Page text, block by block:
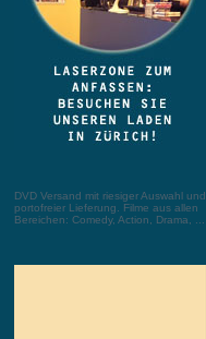
DVD Versand mit riesiger Auswahl und
portofreier Lieferung. Filme aus allen
Bereichen: Comedy, Action, Drama, ...